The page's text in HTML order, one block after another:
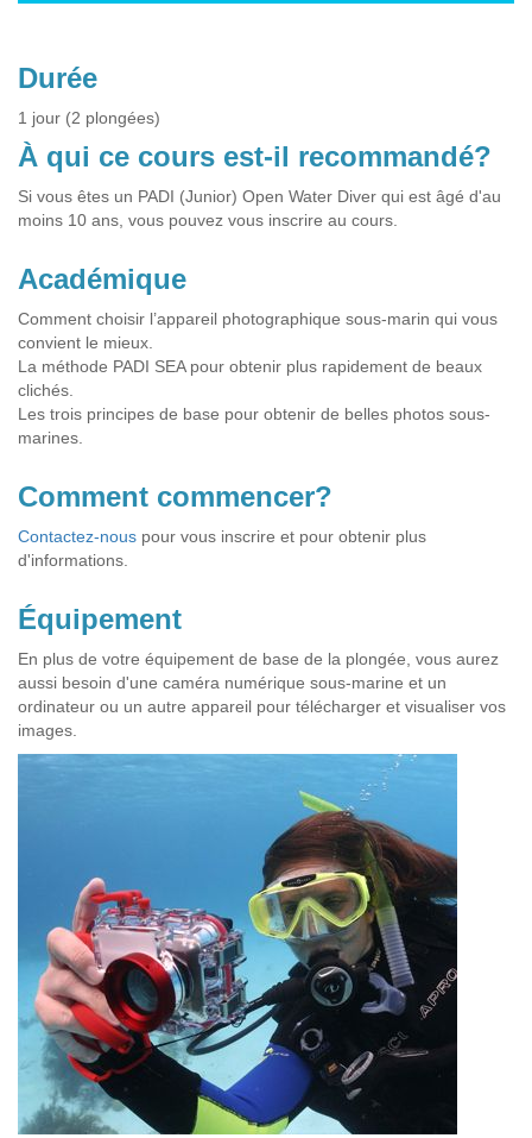
Durée
1 jour (2 plongées)
À qui ce cours est-il recommandé?
Si vous êtes un PADI (Junior) Open Water Diver qui est âgé d'au
moins 10 ans, vous pouvez vous inscrire au cours.
Académique
Comment choisir l’appareil photographique sous-marin qui vous
convient le mieux.
La méthode PADI SEA pour obtenir plus rapidement de beaux
clichés.
Les trois principes de base pour obtenir de belles photos sous-
marines.
Comment commencer?
Contactez-nous pour vous inscrire et pour obtenir plus
d'informations.
Équipement
En plus de votre équipement de base de la plongée, vous aurez
aussi besoin d'une caméra numérique sous-marine et un
ordinateur ou un autre appareil pour télécharger et visualiser vos
images.